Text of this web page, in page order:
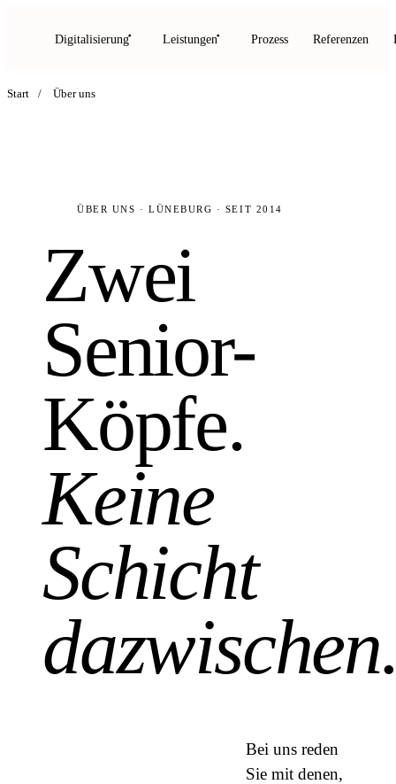
Digitalisierung Leistungen Prozess Referenzen
Start / Über uns
ÜBER UNS · LÜNEBURG · SEIT 2014
Zwei
Senior-
Köpfe.
Keine
Schicht
Bei uns reden
Sie mit denen,